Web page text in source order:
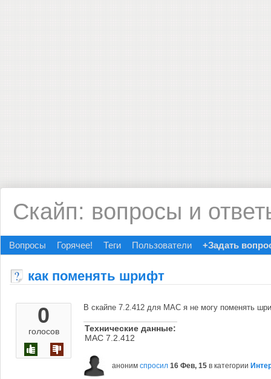
Скайп: вопросы и
Вопросы Горячее! Теги Пользователи +Задать
как поменять шрифт
0
голосов
В скайпе 7.2.412 для МАС я не могу поменять
Технические данные:
МАС 7.2.412
аноним спросил 16 Фев, 15 в категории